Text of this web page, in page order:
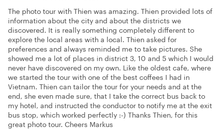
The photo tour with Thien was amazing. Thien provided lots of
information about the city and about the districts we
discovered. It is really something completely different to
explore the local areas with a local. Thien asked for
preferences and always reminded me to take pictures. She
showed me a lot of places in district 3, 10 and 5 which I would
never have discovered on my own. Like the oldest cafe, where
we started the tour with one of the best coffees I had in
Vietnam. Thien can tailor the tour for your needs and at the
end, she even made sure, that I take the correct bus back to
my hotel, and instructed the conductor to notify me at the exit
bus stop, which worked perfectly :-) Thanks Thien, for this
great photo tour. Cheers Markus